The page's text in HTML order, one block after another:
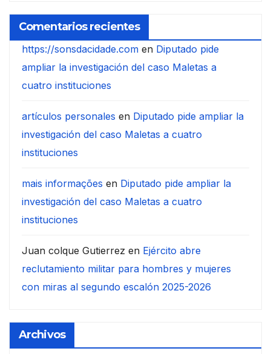
Comentarios recientes
https://sonsdacidade.com en Diputado pide
ampliar la investigación del caso Maletas a
cuatro instituciones
artículos personales en Diputado pide ampliar la
investigación del caso Maletas a cuatro
instituciones
mais informações en Diputado pide ampliar la
investigación del caso Maletas a cuatro
instituciones
Juan colque Gutierrez en Ejército abre
reclutamiento militar para hombres y mujeres
con miras al segundo escalón 2025-2026
Archivos